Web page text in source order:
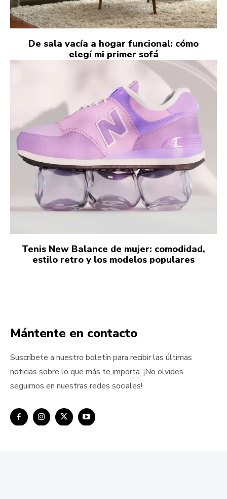
De sala vacía a hogar funcional: cómo
elegí mi primer sofá
Tenis New Balance de mujer: comodidad,
estilo retro y los modelos populares
Mántente en contacto
Suscríbete a nuestro boletín para recibir las últimas
noticias sobre lo que más te importa. ¡No olvides
seguirnos en nuestras redes sociales!